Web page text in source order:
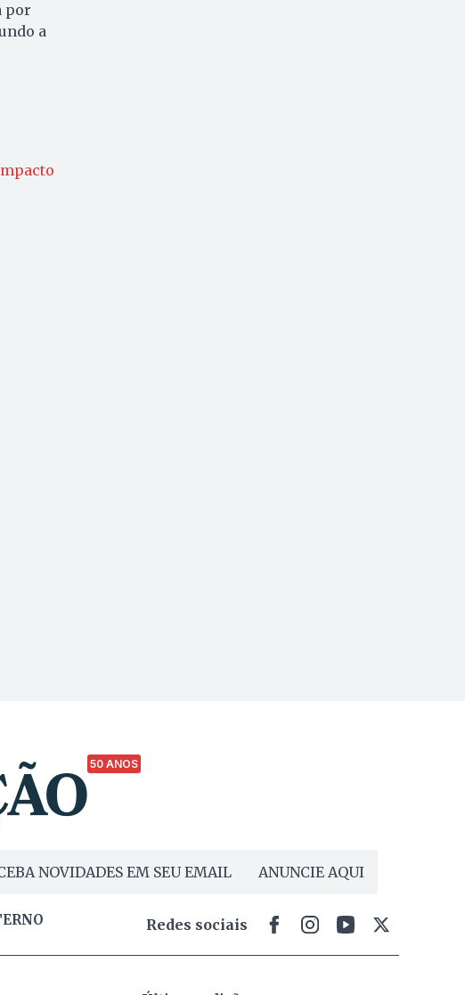
por
a
50 ANOS
NOVIDADES EM SEU EMAIL ANUNCIE AQUI
Redes sociais